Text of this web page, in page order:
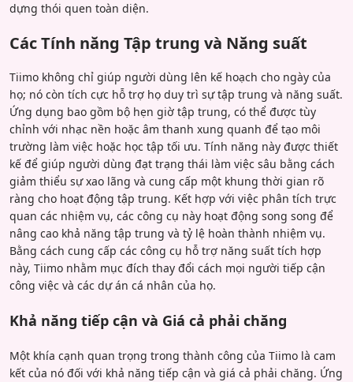
dựng thói quen toàn diện.
Các Tính năng Tập trung và Năng suất
Tiimo không chỉ giúp người dùng lên kế hoạch cho ngày của
họ; nó còn tích cực hỗ trợ họ duy trì sự tập trung và năng suất.
Ứng dụng bao gồm bộ hẹn giờ tập trung, có thể được tùy
chỉnh với nhạc nền hoặc âm thanh xung quanh để tạo môi
trường làm việc hoặc học tập tối ưu. Tính năng này được thiết
kế để giúp người dùng đạt trạng thái làm việc sâu bằng cách
giảm thiểu sự xao lãng và cung cấp một khung thời gian rõ
ràng cho hoạt động tập trung. Kết hợp với việc phân tích trực
quan các nhiệm vụ, các công cụ này hoạt động song song để
nâng cao khả năng tập trung và tỷ lệ hoàn thành nhiệm vụ.
Bằng cách cung cấp các công cụ hỗ trợ năng suất tích hợp
này, Tiimo nhằm mục đích thay đổi cách mọi người tiếp cận
công việc và các dự án cá nhân của họ.
Khả năng tiếp cận và Giá cả phải chăng
Một khía cạnh quan trọng trong thành công của Tiimo là cam
kết của nó đối với khả năng tiếp cận và giá cả phải chăng. Ứng